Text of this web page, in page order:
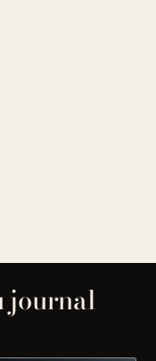
journal